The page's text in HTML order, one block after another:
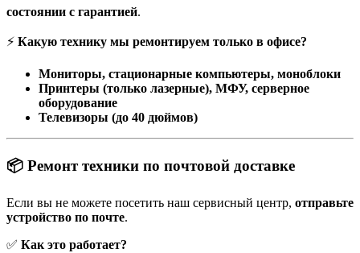
состоянии с гарантией.
⚡ Какую технику мы ремонтируем только в офисе?
Мониторы, стационарные компьютеры, моноблоки
Принтеры (только лазерные), МФУ, серверное
оборудование
Телевизоры (до 40 дюймов)
📦 Ремонт техники по почтовой доставке
Если вы не можете посетить наш сервисный центр, отправьте
устройство по почте.
✅ Как это работает?